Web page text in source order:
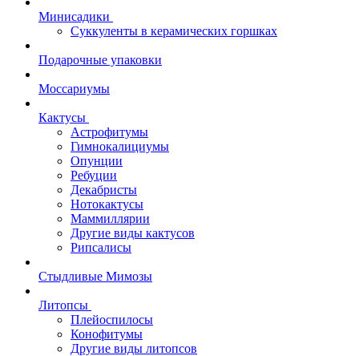
Минисадики
Суккуленты в керамических горшках
Подарочные упаковки
Моссариумы
Кактусы
Астрофитумы
Гимнокалициумы
Опунции
Ребуции
Декабристы
Нотокактусы
Маммиллярии
Другие виды кактусов
Рипсалисы
Стыдливые Мимозы
Литопсы
Плейоспилосы
Конофитумы
Другие виды литопсов